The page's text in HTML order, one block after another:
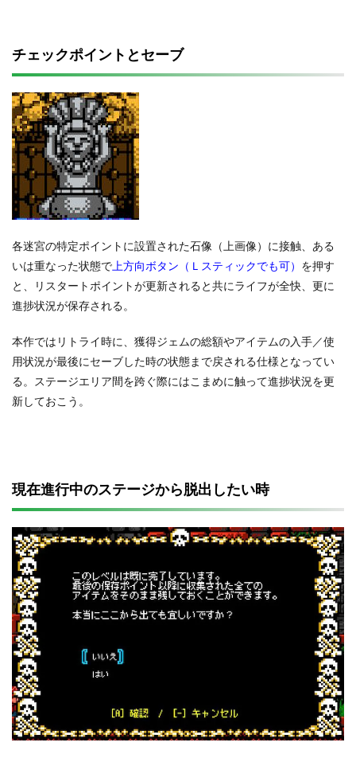
チェックポイントとセーブ
各迷宮の特定ポイントに設置された石像（上画像）に接触、ある
いは重なった状態で 上方向ボタン（Ｌスティックでも可） を押す
と、リスタートポイントが更新されると共にライフが全快、更に
進捗状況が保存される。
本作ではリトライ時に、獲得ジェムの総額やアイテムの入手／使
用状況が最後にセーブした時の状態まで戻される仕様となってい
る。ステージエリア間を跨ぐ際にはこまめに触って進捗状況を更
新しておこう。
現在進行中のステージから脱出したい時